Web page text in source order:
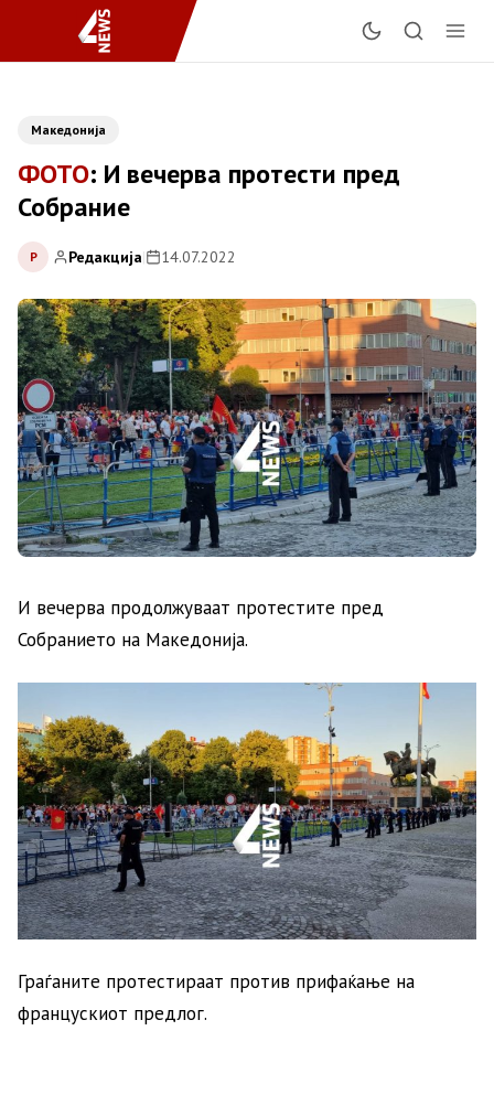
Македонија
ФОТО: И вечерва протести пред
Собраниe
Р Редакција| 14.07.2022
И вечерва продолжуваат протестите пред
Собранието на Македонија.
Граѓаните протестираат против прифаќање на
францускиот предлог.